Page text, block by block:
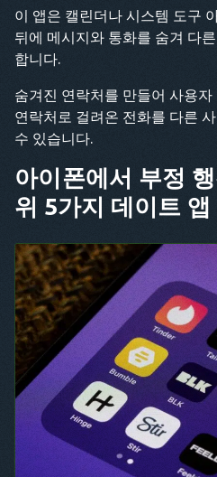
이 앱은 캘린더나 시스템 도구
뒤에 메시지와 통화를 숨겨 다
합니다.
숨겨진 연락처를 만들어 사용
연락처로 걸려온 전화를 다른
수 있습니다.
아이폰에서 부정
위 5가지 데이트 앱